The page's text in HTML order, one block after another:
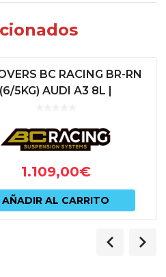
BC RACING BR-RN
(6/5KG) AUDI A3 8L |
1.109,00€
AÑADIR AL CARRITO